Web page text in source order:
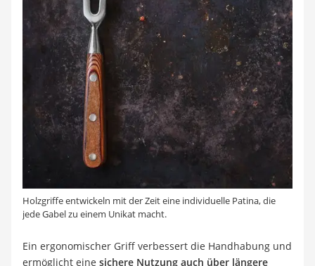
Holzgriffe entwickeln mit der Zeit eine individuelle Patina, die
jede Gabel zu einem Unikat macht.
Ein ergonomischer Griff verbessert die Handhabung und
ermöglicht eine sichere Nutzung auch über längere